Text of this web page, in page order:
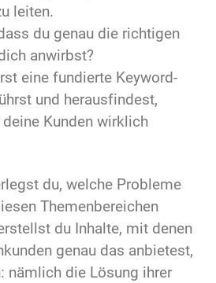
leiten.
du genau die richtigen
anwirbst?
eine fundierte Keyword-
und herausfindest,
Kunden wirklich
du, welche Probleme
Themenbereichen
du Inhalte, mit denen
genau das anbietest,
nämlich die Lösung ihrer